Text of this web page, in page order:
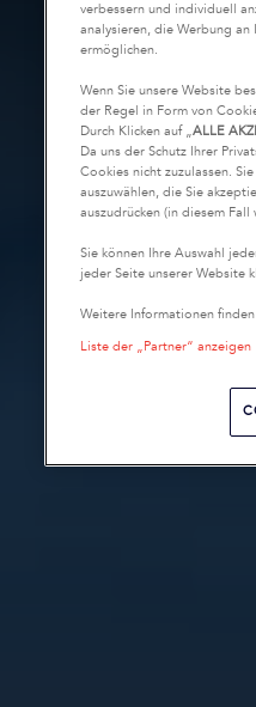
verbessern und individuell
analysieren, die Werbung
ermöglichen.
Wenn Sie unsere Website
der Regel in Form von
Durch Klicken auf „ALLE
Da uns der Schutz Ihrer
Cookies nicht zuzulassen.
auszuwählen, die Sie
auszudrücken (in diesem
Sie können Ihre Auswahl
jeder Seite unserer Website
Weitere Informationen
Liste der „Partner“ anzeigen